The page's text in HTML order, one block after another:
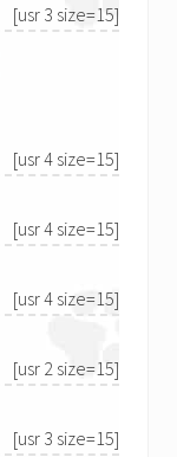
[usr 3 size=15]
[usr 4 size=15]
[usr 4 size=15]
[usr 4 size=15]
[usr 2 size=15]
[usr 3 size=15]